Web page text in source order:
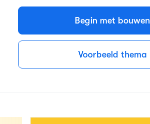
Begin met bouwen
Voorbeeld thema